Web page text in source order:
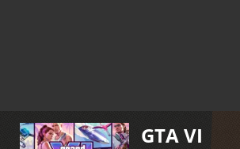
GTA VI